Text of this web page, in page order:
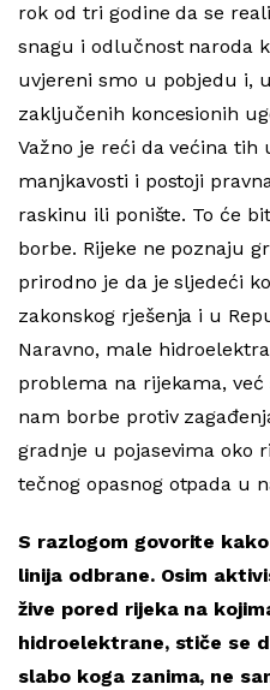
rok od tri godine da se
snagu i odlučnost naroda
uvjereni smo u pobjedu i,
zaključenih koncesionih
Važno je reći da većina tih
manjkavosti i postoji
raskinu ili ponište. To će
borbe. Rijeke ne poznaju
prirodno je da je sljedeći
zakonskog rješenja i u
Naravno, male
problema na rijekama,
nam borbe protiv
gradnje u pojasevima oko
tečnog opasnog otpada u
S razlogom govorite
linija odbrane. Osim
žive pored rijeka na
hidroelektrane, stiče se
slabo koga zanima, ne